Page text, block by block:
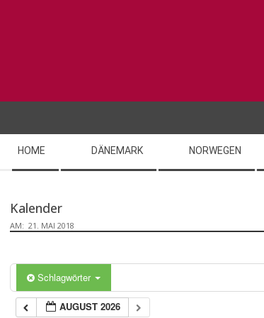
Navigation
Menu
HOME DÄNEMARK NORWEGEN
Kalender
AM: 21. MAI 2018
Schlagwörter
AUGUST 2026